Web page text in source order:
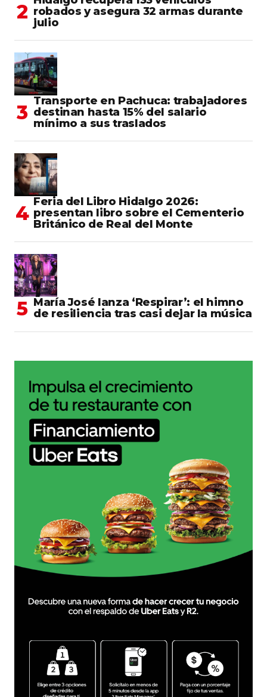
robados y asegura 32 armas durante
julio
Transporte en Pachuca: trabajadores
destinan hasta 15% del salario
mínimo a sus traslados
Feria del Libro Hidalgo 2026:
presentan libro sobre el Cementerio
Británico de Real del Monte
María José lanza ‘Respirar’: el himno
de resiliencia tras casi dejar la música